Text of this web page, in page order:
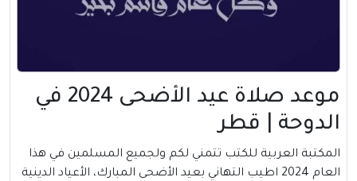
موعد صلاة عيد الأضحى 2024 في
الدوحة | قطر
المكتبة العربية للكتب تتمني لكم ولجميع المسلمين في هذا
العام 2024 اطيب التهاني بعيد الأضحى المبارك، الأعياد الدينية